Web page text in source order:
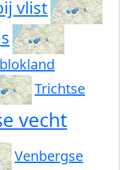
vlist
Trichtse
vecht
Venbergse